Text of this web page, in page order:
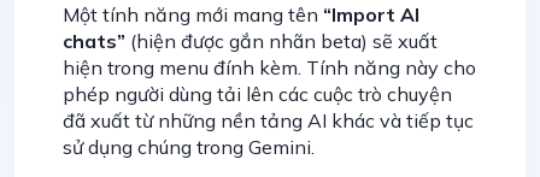
Một tính năng mới mang tên “Import AI
chats” (hiện được gắn nhãn beta) sẽ xuất
hiện trong menu đính kèm. Tính năng này cho
phép người dùng tải lên các cuộc trò chuyện
đã xuất từ những nền tảng AI khác và tiếp tục
sử dụng chúng trong Gemini.